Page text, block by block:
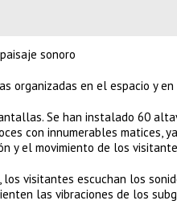
sonoro
organizadas en el espacio y
Se han instalado 60
con innumerables matices,
y el movimiento de los
visitantes escuchan los
las vibraciones de los